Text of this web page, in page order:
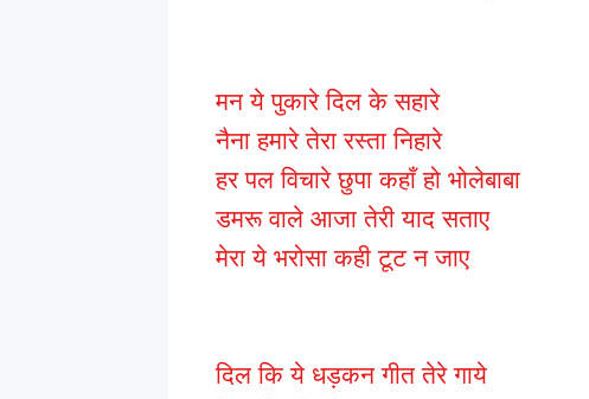
मन ये पुकारे दिल के सहारे
नैना हमारे तेरा रस्ता निहारे
हर पल विचारे छुपा कहाँ हो भोलेबाबा
डमरू वाले आजा तेरी याद सताए
मेरा ये भरोसा कही टूट न जाए
दिल कि ये धड़कन गीत तेरे गाये